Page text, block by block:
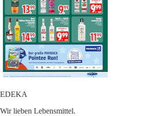
EDEKA
Wir lieben Lebensmittel.